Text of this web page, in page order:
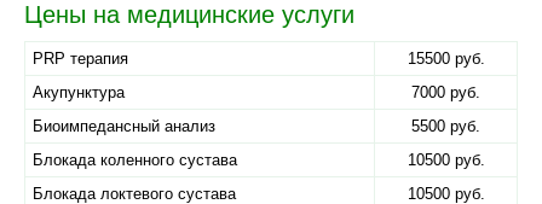
Цены на медицинские услуги
PRP терапия
15500 руб.
Акупунктура
7000 руб.
Биоимпедансный анализ
5500 руб.
Блокада коленного сустава
10500 руб.
Блокада локтевого сустава
10500 руб.